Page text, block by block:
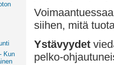
Kun
siihen, mitä
Ystävyydet
pelko-